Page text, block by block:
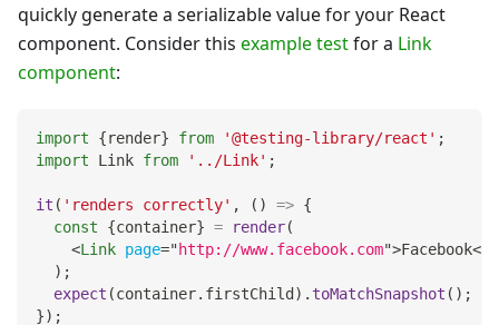
quickly generate a serializable value for your React
component. Consider this example testfor a Link
component:
import {render} from '@testing-library/react' ;
import
Link from '../Link' ;
it ( 'renders correctly' , ( ) => {
const
{container} = render(
<Link page="http://www.facebook.com">Facebook</
) ;
expect (container. firstChild ) . toMatchSnapshot ( ) ;
}) ;